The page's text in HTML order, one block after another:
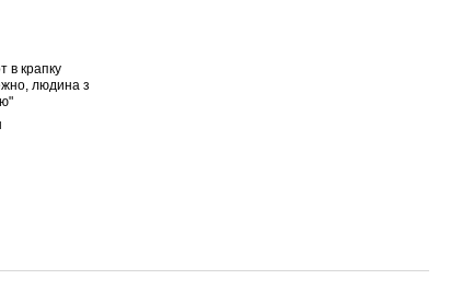
в крапку
людина з